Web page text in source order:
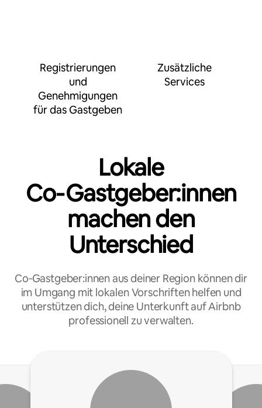
Registrierungen
und
Genehmigungen
für das Gastgeben
Zusätzliche
Services
Lokale
Co‑Gastgeber:innen
machen den
Unterschied
Co‑Gastgeber:innen aus deiner Region können dir
im Umgang mit lokalen Vorschriften helfen und
unterstützen dich, deine Unterkunft auf Airbnb
professionell zu verwalten.